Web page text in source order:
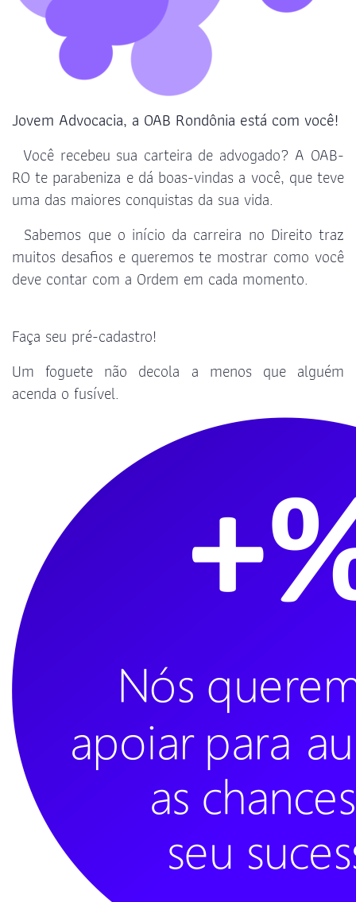
Jovem Advocacia, a OAB Rondônia está com você!
Você recebeu sua carteira de advogado? A OAB-
RO te parabeniza e dá boas-vindas a você, que teve
uma das maiores conquistas da sua vida.
Sabemos que o início da carreira no Direito traz
muitos desafios e queremos te mostrar como você
deve contar com a Ordem em cada momento.
Faça seu pré-cadastro!
Um foguete não decola a menos que alguém
acenda o fusível.